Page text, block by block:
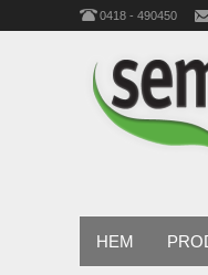
0418 - 490450
HEM